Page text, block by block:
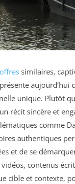
offres similaires,
aujourd’hui
unique. Plutôt
récit sincère et
comme
authentiques
et de se
contenus
cible et contexte,